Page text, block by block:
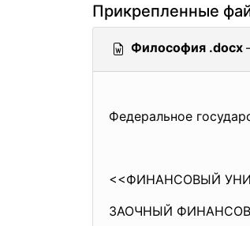
Прикрепленные
Философия .docx
Федеральное
<<ФИНАНСОВЫЙ
ЗАОЧНЫЙ